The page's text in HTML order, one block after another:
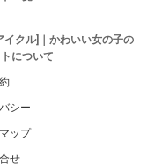
イクル]｜かわいい女の子の
について
シー
ップ
せ